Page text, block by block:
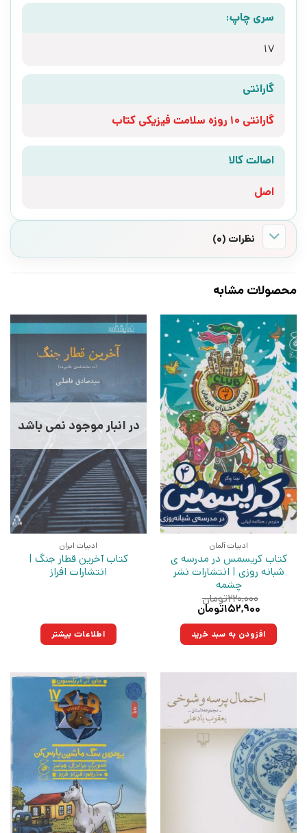
سری چاپ:
17
گارانتی
گارانتی 10 روزه سلامت فیزیکی کتاب
اصالت کالا
اصل
نظرات (0)
محصولات مشابه
ادبیات آلمان
کتاب کریسمس در مدرسه ی
شبانه روزی | انتشارات نشر
چشمه
۲۲۰,۰۰۰تومان
قیمت
۲۲۰,۰۰۰تومان
بود.
۱۵۲,۹۰۰تومان
۱۵۲,۹۰۰تومان.افزودن به سبد خرید
در انبار موجود نمی باشد
ادبیات ایران
کتاب آخرین قطار جنگ |
انتشارات افراز
اطلاعات بیشتر